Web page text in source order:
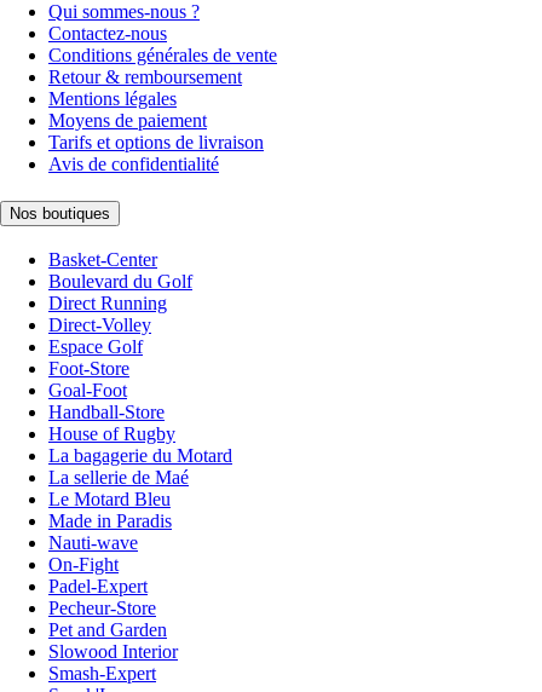
Qui sommes-nous ?
Contactez-nous
Conditions générales de vente
Retour & remboursement
Mentions légales
Moyens de paiement
Tarifs et options de livraison
Avis de confidentialité
Nos boutiques
Basket-Center
Boulevard du Golf
Direct Running
Direct-Volley
Espace Golf
Foot-Store
Goal-Foot
Handball-Store
House of Rugby
La bagagerie du Motard
La sellerie de Maé
Le Motard Bleu
Made in Paradis
Nauti-wave
On-Fight
Padel-Expert
Pecheur-Store
Pet and Garden
Slowood Interior
Smash-Expert